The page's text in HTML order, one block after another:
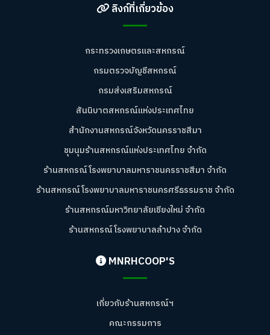
ลิงก์ที่เกี่ยวข้อง
กระทรวงเกษตรและสหกรณ์
กรมตรวจบัญชีสหกรณ์
กรมส่งเสริมสหกรณ์
สันนิบาตสหกรณ์แห่งประเทศไทย
สำนักงานสหกรณ์จังหวัดนครราชสีมา
ชุมนุมร้านสหกรณ์แห่งประเทศไทย จำกัด
ร้านสหกรณ์โรงพยาบาลมหาราชนครราชสีมา จำกัด
ร้านสหกรณ์โรงพยาบาลมหาราชนครศรีธรรมราช จำกัด
ร้านสหกรณ์มหาวิทยาลัยเชียงใหม่ จำกัด
ร้านสหกรณ์โรงพยาบาลลำปาง จำกัด
MNRHCOOP'S
เกี่ยวกับร้านสหกรณ์ฯ
คณะกรรมการ